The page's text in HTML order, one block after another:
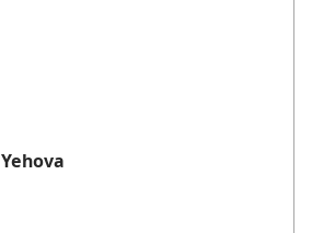
Yehova